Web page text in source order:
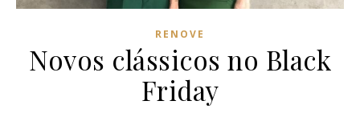
RENOVE
Novos clássicos no Black
Friday